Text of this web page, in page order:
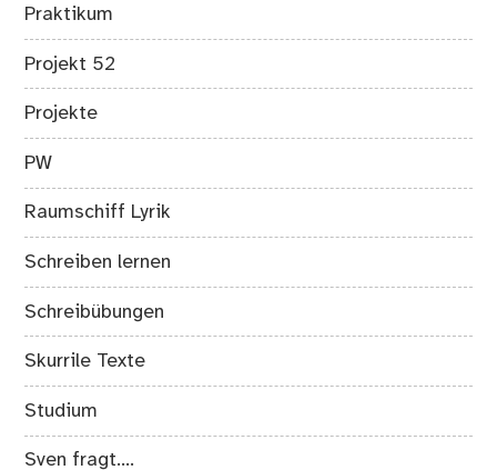
Praktikum
Projekt 52
Projekte
PW
Raumschiff Lyrik
Schreiben lernen
Schreibübungen
Skurrile Texte
Studium
Sven fragt….